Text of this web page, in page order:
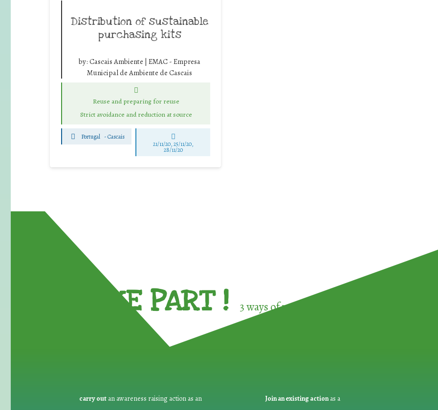
Distribution of sustainable
purchasing kits
by: Cascais Ambiente | EMAC - Empresa
Municipal de Ambiente de Cascais
Reuse and preparing for reuse
Strict avoidance and reduction at source
Portugal -Cascais
21/11/20, 25/11/20,
28/11/20
TAKE PART ! 3 ways of participating in the
carry out an awareness raising action as an Join an existing actionas a